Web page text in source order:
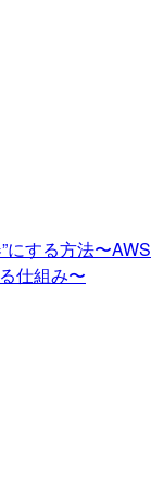
にする方法〜AWS
仕組み〜